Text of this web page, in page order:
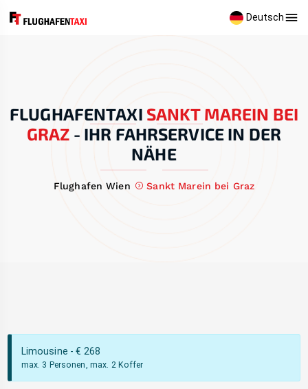
Deutsch
FLUGHAFENTAXI SANKT MAREIN BEI
GRAZ - IHR FAHRSERVICE IN DER
NÄHE
Flughafen Wien Sankt Marein bei Graz
Limousine - € 268
max. 3 Personen, max. 2 Koffer